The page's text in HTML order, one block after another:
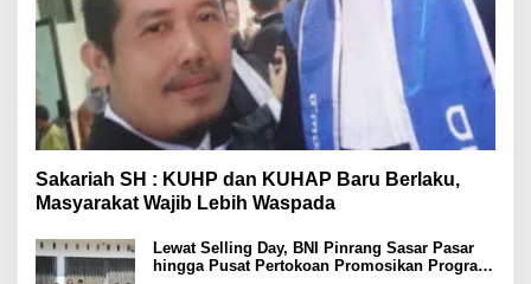
Sakariah SH : KUHP dan KUHAP Baru Berlaku,
Masyarakat Wajib Lebih Waspada
Lewat Selling Day, BNI Pinrang Sasar Pasar
hingga Pusat Pertokoan Promosikan Program